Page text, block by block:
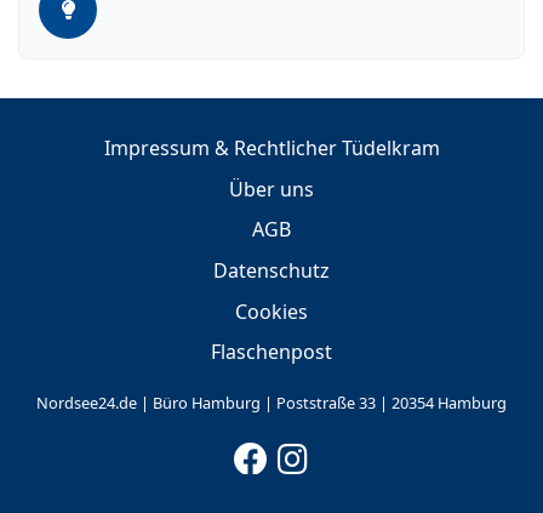
Impressum & Rechtlicher Tüdelkram
Über uns
AGB
Datenschutz
Cookies
Flaschenpost
Nordsee24.de | Büro Hamburg | Poststraße 33 | 20354 Hamburg